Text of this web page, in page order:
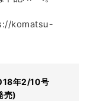
komatsu-
年2/10号
売)